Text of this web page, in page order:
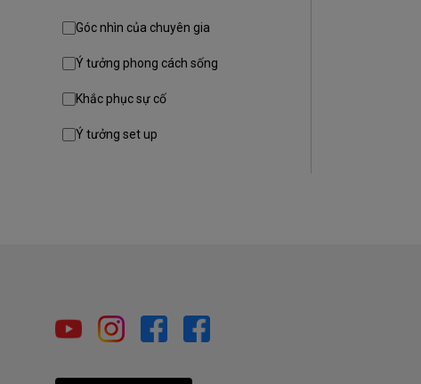
Góc nhìn của chuyên gia
Ý tưởng phong cách sống
Khắc phục sự cố
Ý tưởng set up